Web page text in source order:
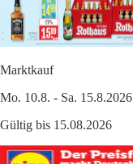
Marktkauf
Mo. 10.8. - Sa. 15.8.2026
Gültig bis 15.08.2026